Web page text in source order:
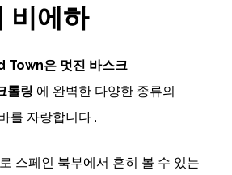
비에하
Town은 멋진 바스크
롤링 에 완벽한 다양한 종류의
를 자랑합니다 .
스페인 북부에서 흔히 볼 수 있는